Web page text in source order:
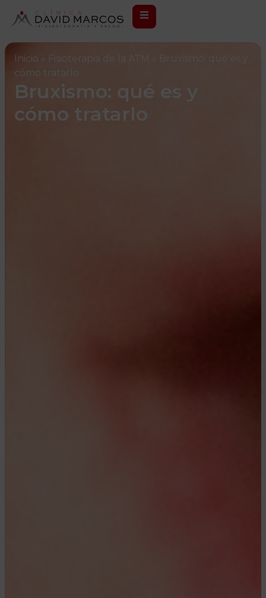
Inicio » Fisioterapia de la ATM
Bruxismo: qué es y
cómo tratarlo
Bruxismo: qué es y
cómo tratarlo